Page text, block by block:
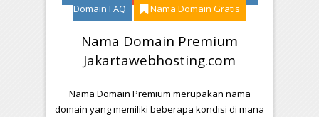
Domain FAQ
Nama Domain Gratis
Nama Domain Premium
Jakartawebhosting.com
Nama Domain Premium merupakan nama
domain yang memiliki beberapa kondisi di mana